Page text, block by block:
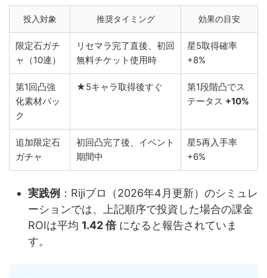
投入対象 推奨タイミング 効果の目安
限定石ガチ
ャ（10連）
リセマラ完了直後、初回
無料チケット使用時
星5取得確率
+8%
第1回凸強
化素材パッ
ク
★5キャラ取得後すぐ
第1段階凸でス
テータス +10%
追加限定石
ガチャ
初回凸完了後、イベント
期間中
星5再入手率
+6%
実践例 ：Rijiブロ（2026年4月更新）のシミュレ
ーションでは、上記順序で投資した場合の課金
ROIは平均 1.42 倍になると報告されていま
す。